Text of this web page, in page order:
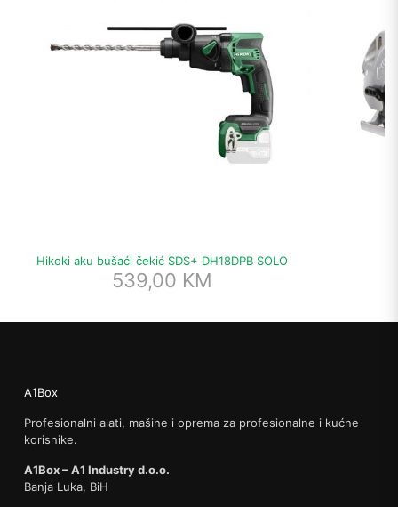
Hikoki aku bušaći čekić SDS+ DH18DPB SOLO
539,00 KM
A1Box
Profesionalni alati, mašine i oprema za profesionalne i kućne
korisnike.
A1Box – A1 Industry d.o.o.
Banja Luka, BiH